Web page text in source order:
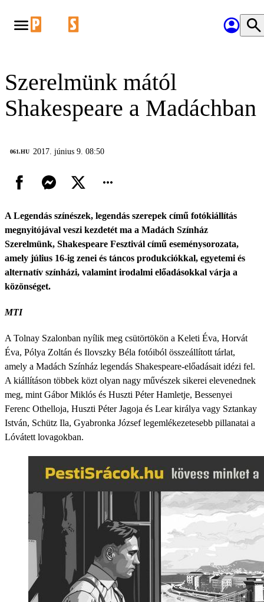
Szerelmünk mától
Shakespeare a Madáchban
‎ 061.HU 2017. június 9. 08:50
A Legendás színészek, legendás szerepek című fotókiállítás
megnyitójával veszi kezdetét ma a Madách Színház
Szerelmünk, Shakespeare Fesztivál című eseménysorozata,
amely július 16-ig zenei és táncos produkciókkal, egyetemi és
alternatív színházi, valamint irodalmi előadásokkal várja a
közönséget.
MTI
A Tolnay Szalonban nyílik meg csütörtökön a Keleti Éva, Horvát
Éva, Pólya Zoltán és Ilovszky Béla fotóiból összeállított tárlat,
amely a Madách Színház legendás Shakespeare-előadásait idézi fel.
A kiállításon többek közt olyan nagy művészek sikerei elevenednek
meg, mint Gábor Miklós és Huszti Péter Hamletje, Bessenyei
Ferenc Othelloja, Huszti Péter Jagoja és Lear királya vagy Sztankay
István, Schütz Ila, Gyabronka József legemlékezetesebb pillanatai a
Lóvátett lovagokban.